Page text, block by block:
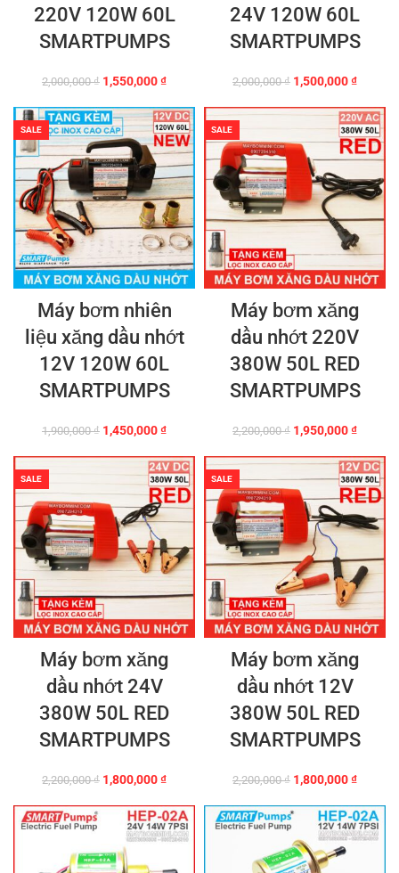
220V 120W 60L
SMARTPUMPS
2,000,000₫ Giá
là:
2,000,000 ₫.
1,550,000₫Giá
tại
là:
1,550,000 ₫.
24V 120W 60L
SMARTPUMPS
2,000,000₫ Giá
là:
2,000,000 ₫.
1,500,000₫Giá
tại
là:
SALE
Máy bơm nhiên
liệu xăng dầu nhớt
12V 120W 60L
SMARTPUMPS
1,900,000₫ Giá
là:
1,900,000 ₫.
1,450,000₫Giá
tại
là:
1,450,000 ₫.
SALE
Máy bơm xăng
dầu nhớt 220V
380W 50L RED
SMARTPUMPS
2,200,000₫ Giá
là:
2,200,000 ₫.
1,950,000₫Giá
tại
là:
SALE
Máy bơm xăng
dầu nhớt 24V
380W 50L RED
SMARTPUMPS
2,200,000₫ Giá
là:
2,200,000 ₫.
1,800,000₫Giá
tại
là:
1,800,000 ₫.
SALE
Máy bơm xăng
dầu nhớt 12V
380W 50L RED
SMARTPUMPS
2,200,000₫ Giá
là:
2,200,000 ₫.
1,800,000₫Giá
tại
là: